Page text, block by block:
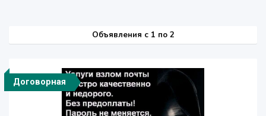
Объявления c 1 по 2
Договорная